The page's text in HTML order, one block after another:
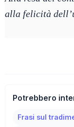
alla felicità
Potrebbero
Frasi sul